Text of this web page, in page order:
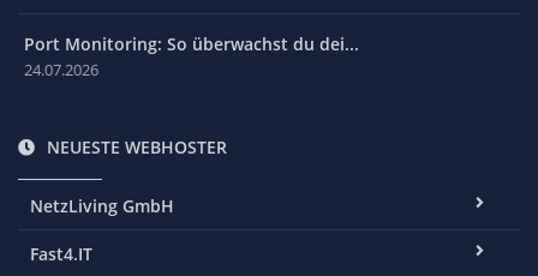
Port Monitoring: So überwachst du dei...
24.07.2026
NEUESTE WEBHOSTER
NetzLiving GmbH
Fast4.IT